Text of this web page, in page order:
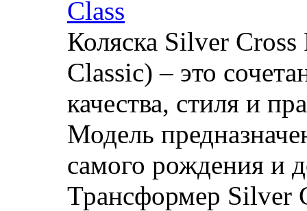
Class
Коляска Silver
Classic) – это
качества, стиля и
Модель
самого рождения и
Трансформер Silver